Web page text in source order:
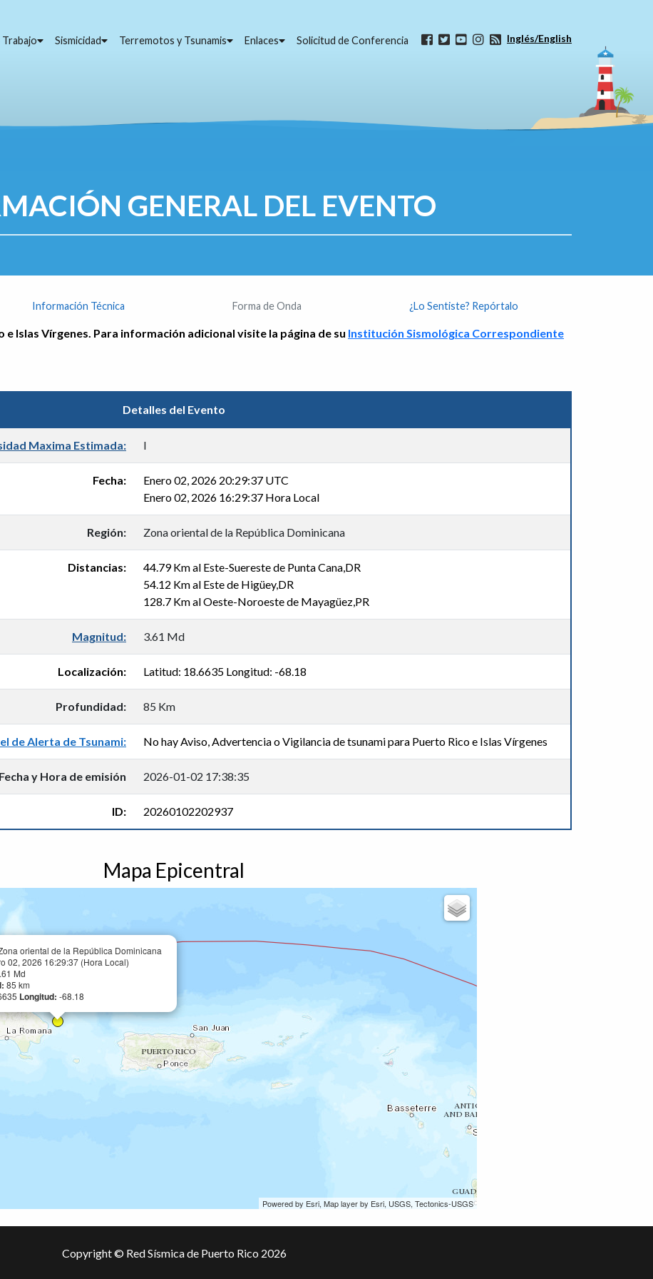
Sismicidad Terremotos y Tsunamis Enlaces Solicitud de Conferencia Inglés/English
GENERAL DEL EVENTO
Información Técnica Forma de Onda ¿Lo Sentiste? Repórtalo
Islas Vírgenes. Para información adicional visite la página de su Institución Sismológica Correspondiente
Detalles del Evento
Maxima Estimada: I
Fecha:
Enero 02, 2026 20:29:37 UTC
Enero 02, 2026 16:29:37 Hora Local
Región: Zona oriental de la República Dominicana
Distancias:
44.79 Km al Este-Suereste de Punta Cana,DR
54.12 Km al Este de Higüey,DR
128.7 Km al Oeste-Noroeste de Mayagüez,PR
Magnitud: 3.61 Md
Localización: Latitud: 18.6635 Longitud: -68.18
Profundidad: 85 Km
de Alerta de Tsunami: No hay Aviso, Advertencia o Vigilancia de tsunami para Puerto Rico e Islas Vírgenes
Fecha y Hora de emisión 2026-01-02 17:38:35
ID: 20260102202937
Mapa Epicentral
oriental de la República Dominicana
02, 2026 16:29:37 (Hora Local)
Md
85 km
Longitud: -68.18
Powered by Esri, Map layer by Esri, USGS, Tectonics-USGS
Copyright © Red Sísmica de Puerto Rico 2026